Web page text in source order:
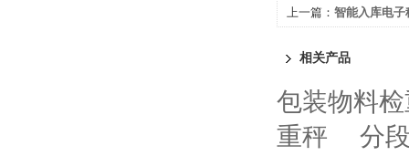
上一篇： 智能入库电子
相关产品
包装物料
重秤
分